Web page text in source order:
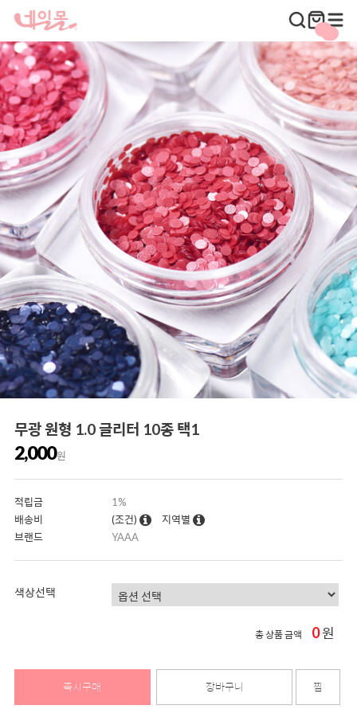
무광 원형 1.0 글리터 10종 택1
2,000원
적립금
1%
배송비
(조건)
지역별
브랜드
YAAA
색상선택
총 상품 금액 0원
즉시구매 장바구니 찜